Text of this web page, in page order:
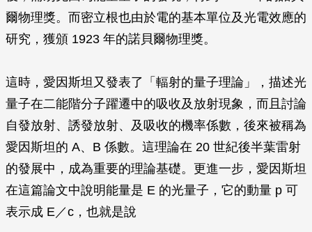
爾物理獎。而密立根也由於電的基本單位及光電效應的
研究，獲頒 1923 年的諾貝爾物理獎。
這時，愛因斯坦又發表了「輻射的量子理論」，描述光
量子在二能階分子躍遷中的吸收及放射現象，而且討論
自發放射、誘發放射、及吸收的機率係數，後來被稱為
愛因斯坦的 A、B 係數。這理論在 20 世紀後半葉雷射
的發展中，成為重要的理論基礎。更進一步，愛因斯坦
在這篇論文中說明能量是 E 的光量子，它的動量 p 可
表示成 E／c ，也就是說